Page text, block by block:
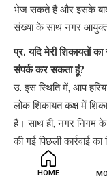
भेज सकते हैं और इसके
संख्या के साथ नगर
प्र. यदि मेरी शिकायतों
संपर्क कर सकता हूं?
उ. इस स्थिति में, आप
लोक शिकायत कक्ष में
हैं। साथ ही, नगर निगम के
की गई पिछली कार्रवाई का
HOME